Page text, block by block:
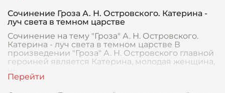
Сочинение Гроза А. Н. Островского. Катерина -
луч света в темном царстве
Сочинение на тему "Гроза" А. Н. Островского.
Катерина - луч света в темном царстве В
произведении "Гроза" А. Н. Островского главной
героиней является Катерина, молодая женщина,